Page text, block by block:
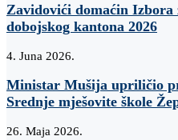
Zavidovići domaćin Izbora
dobojskog kantona 2026
4. Juna 2026.
Ministar Mušija upriličio
Srednje mješovite škole
26. Maja 2026.